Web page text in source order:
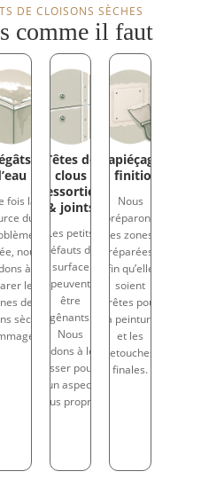
DE CLOISONS SÈCHES
comme il faut
fois la
du
nous
à
les
de
sèches
Têtes de
clous
ressorties
& joints
Les petits
défauts de
surface
peuvent
être
gênants.
Nous
aidons à les
lisser pour
un aspect
plus propre.
Rapiéçage
& finition
Nous
préparons
les zones
réparées
afin qu’elles
soient
prêtes pour
la peinture
et les
retouches
finales.